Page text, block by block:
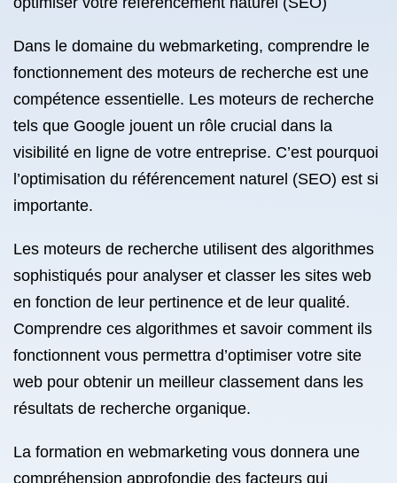
Dans le domaine du webmarketing, comprendre le
fonctionnement des moteurs de recherche est une
compétence essentielle. Les moteurs de recherche
tels que Google jouent un rôle crucial dans la
visibilité en ligne de votre entreprise. C’est pourquoi
l’optimisation du référencement naturel (SEO) est si
importante.
Les moteurs de recherche utilisent des algorithmes
sophistiqués pour analyser et classer les sites web
en fonction de leur pertinence et de leur qualité.
Comprendre ces algorithmes et savoir comment ils
fonctionnent vous permettra d’optimiser votre site
web pour obtenir un meilleur classement dans les
résultats de recherche organique.
La formation en webmarketing vous donnera une
compréhension approfondie des facteurs qui